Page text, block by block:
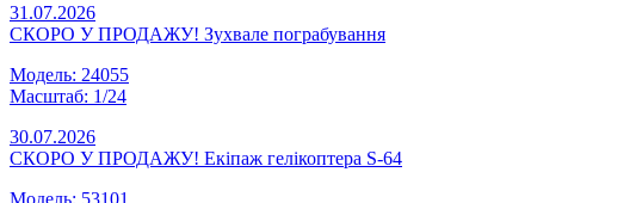
31.07.2026
СКОРО У ПРОДАЖУ! Зухвале пограбування
Модель: 24055
Масштаб: 1/24
30.07.2026
СКОРО У ПРОДАЖУ! Екіпаж гелікоптера S-64
Модель: 53101